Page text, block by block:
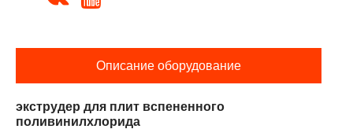
Описание оборудование
экструдер для плит вспененного
поливинилхлорида